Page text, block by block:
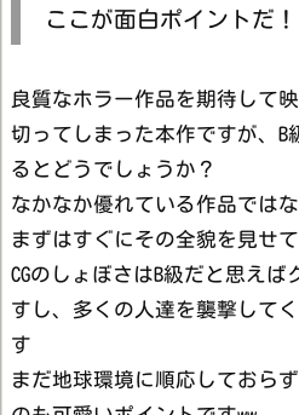
ここが面白ポイントだ！
良質なホラー作品を期待して
切ってしまった本作ですが、B
るとどうでしょうか？
なかなか優れている作品では
まずはすぐにその全貌を見せ
CGのしょぼさはB級だと思え
すし、多くの人達を襲撃して
す
まだ地球環境に順応しておら